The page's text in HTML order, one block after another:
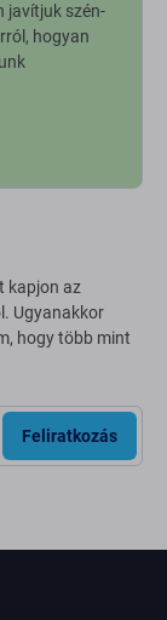
javítjuk szén-
hogyan
kapjon az
Ugyanakkor
hogy több mint
Feliratkozás